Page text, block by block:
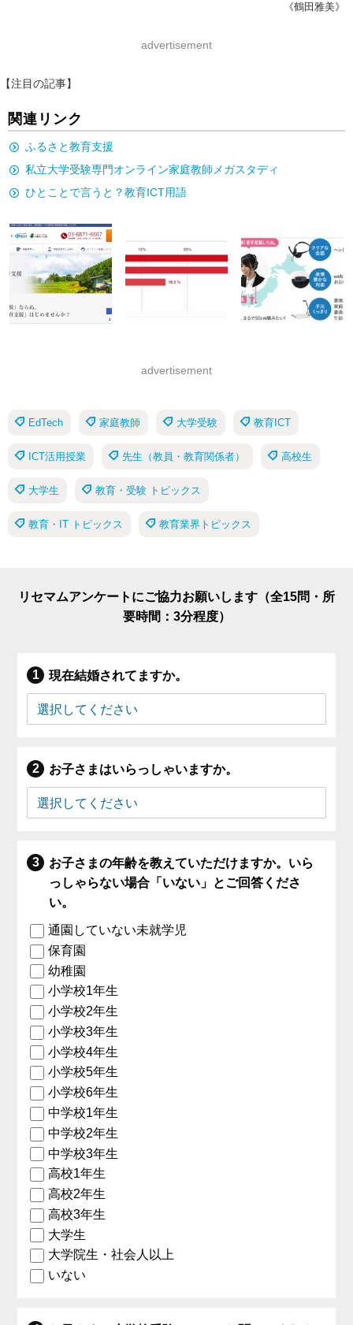
《鶴田雅美》
advertisement
【注目の記事】
関連リンク
ふるさと教育支援
私立大学受験専門オンライン家庭教師メガスタディ
ひとことで言うと？教育ICT用語
advertisement
EdTech 家庭教師 大学受験 教育ICT
ICT活用授業 先生（教員・教育関係者） 高校生
大学生 教育・受験 トピックス
教育・IT トピックス 教育業界トピックス
リセマムアンケートにご協力お願いします（全15問・所
要時間：3分程度）
現在結婚されてますか。
お子さまはいらっしゃいますか。
お子さまの年齢を教えていただけますか。いら
っしゃらない場合「いない」とご回答くださ
い。
通園していない未就学児
保育園
幼稚園
小学校1年生
小学校2年生
小学校3年生
小学校4年生
小学校5年生
小学校6年生
中学校1年生
中学校2年生
中学校3年生
高校1年生
高校2年生
高校3年生
大学生
大学院生・社会人以上
いない